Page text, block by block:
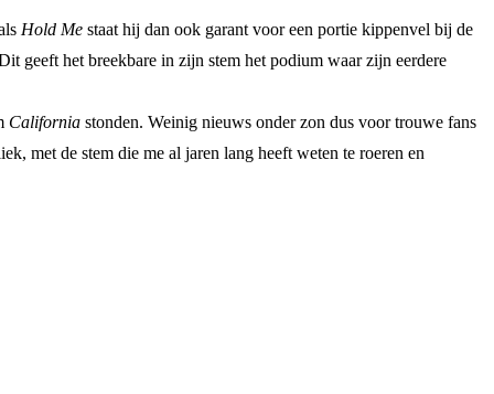
Hold Me staat hij dan ook garant voor een portie kippenvel bij de
geeft het breekbare in zijn stem het podium waar zijn eerdere
California stonden. Weinig nieuws onder zon dus voor trouwe fans
met de stem die me al jaren lang heeft weten te roeren en